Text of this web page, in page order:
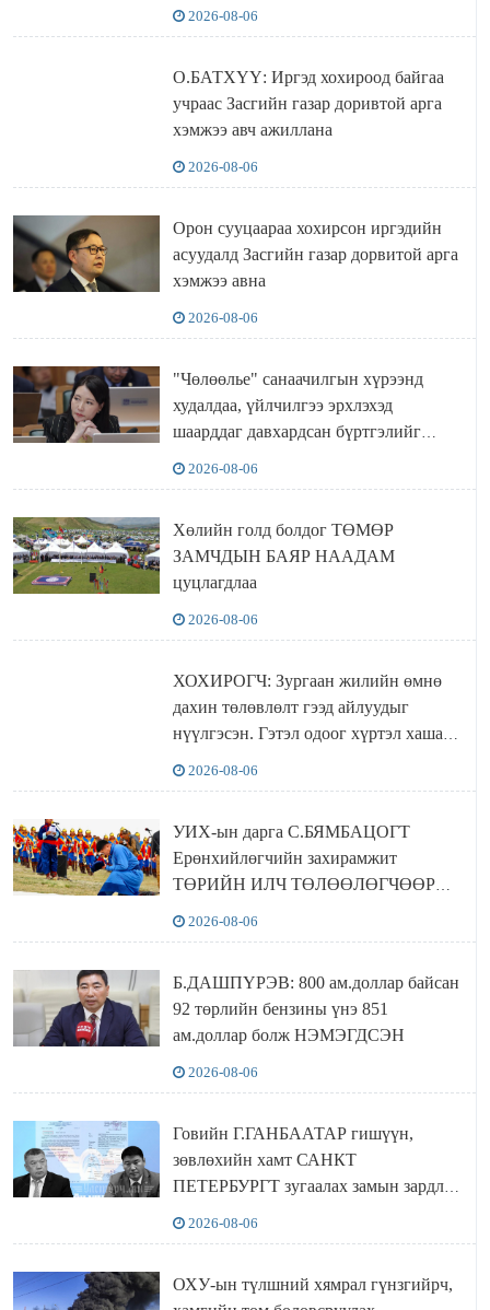
2026-08-06
О.БАТХҮҮ: Иргэд хохироод байгаа
учраас Засгийн газар доривтой арга
хэмжээ авч ажиллана
2026-08-06
Орон сууцаараа хохирсон иргэдийн
асуудалд Засгийн газар дорвитой арга
хэмжээ авна
2026-08-06
"Чөлөөлье" санаачилгын хүрээнд
худалдаа, үйлчилгээ эрхлэхэд
шаарддаг давхардсан бүртгэлийг
2026-08-06
Хөлийн голд болдог ТӨМӨР
ЗАМЧДЫН БАЯР НААДАМ
цуцлагдлаа
2026-08-06
ХОХИРОГЧ: Зургаан жилийн өмнө
дахин төлөвлөлт гээд айлуудыг
нүүлгэсэн. Гэтэл одоог хүртэл хашаа
2026-08-06
УИХ-ын дарга С.БЯМБАЦОГТ
Ерөнхийлөгчийн захирамжит
ТӨРИЙН ИЛЧ ТӨЛӨӨЛӨГЧӨӨР
2026-08-06
Б.ДАШПҮРЭВ: 800 ам.доллар байсан
92 төрлийн бензины үнэ 851
ам.доллар болж НЭМЭГДСЭН
2026-08-06
Говийн Г.ГАНБААТАР гишүүн,
зөвлөхийн хамт САНКТ
ПЕТЕРБУРГТ зугаалах замын зардлаа
2026-08-06
ОХУ-ын түлшний хямрал гүнзгийрч,